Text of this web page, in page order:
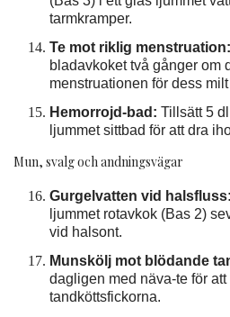
tarmkramper.
Te mot riklig menstruation:
bladavkoket två gånger om
menstruationen för dess
Hemorrojd-bad: Tillsätt 5
ljummet sittbad för att dra
Mun, svalg och andningsvägar
Gurgelvatten vid halsfluss:
ljummet rotavkok (Bas 2)
vid halsont.
Munskölj mot blödande
dagligen med näva-te för att
tandköttsfickorna.